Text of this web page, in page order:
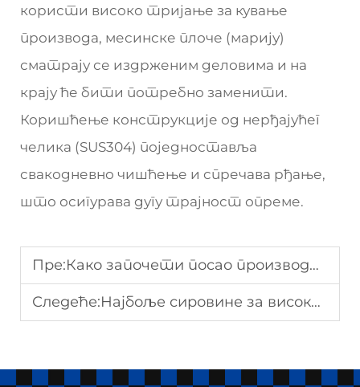
користи високо тријање за кување
производа, месинске плоче (марију)
сматрају се издрженим деловима и на
крају ће бити потребно заменити.
Коришћење конструкције од нерђајућег
челика (SUS304) поједноставља
свакодневно чишћење и спречава рђање,
што осигурава дугу трајност опреме.
Пре:Како започети посао производње кукурузних чипова
Следеће:Најбоље сировине за висококвалитетну машину за пироге од пиринца